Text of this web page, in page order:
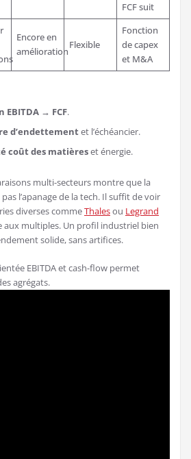
FCF suit
Encore en
amélioration
Flexible
Fonction
de capex
et M&A
EBITDA → FCF.
d’endettementet l’échéancier.
coût des matièreset énergie.
multi-secteurs montre que la
l’apanage de la tech. Il suffit de voir
diverses commeThalesou Legrand
aux multiples. Un profil industriel bien
solide, sans artifices.
EBITDA et cash-flow permet
agrégats.